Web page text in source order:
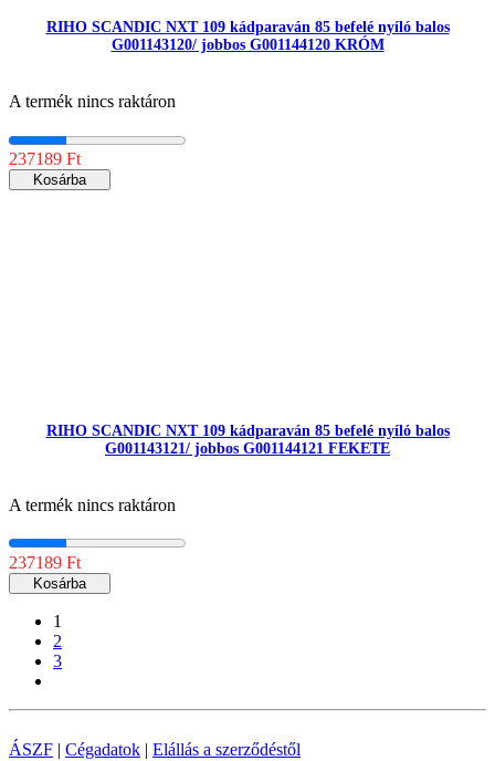
RIHO SCANDIC NXT 109 kádparaván 85 befelé nyíló balos
G001143120/ jobbos G001144120 KRÓM
A termék nincs raktáron
237189 Ft
Kosárba
RIHO SCANDIC NXT 109 kádparaván 85 befelé nyíló balos
G001143121/ jobbos G001144121 FEKETE
A termék nincs raktáron
237189 Ft
Kosárba
1
2
3
ÁSZF | Cégadatok | Elállás a szerződéstől